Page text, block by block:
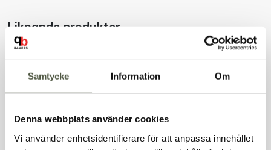
Samtycke Information Om
Denna webbplats använder cookies
Vi använder enhetsidentifierare för att anpassa innehållet
Kundtjänst
Kontakt
Liknande produkter
Andra kunder tittade även på